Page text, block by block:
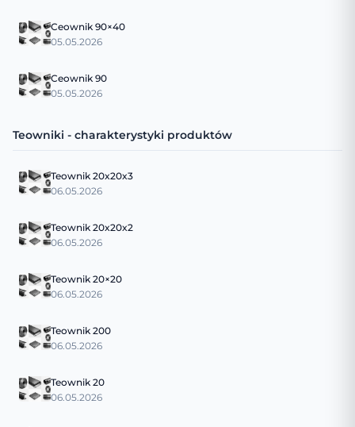
Ceownik 90×40
05.05.2026
Ceownik 90
05.05.2026
Teowniki - charakterystyki produktów
Teownik 20x20x3
06.05.2026
Teownik 20x20x2
06.05.2026
Teownik 20×20
06.05.2026
Teownik 200
06.05.2026
Teownik 20
06.05.2026